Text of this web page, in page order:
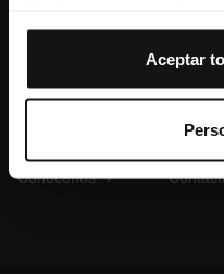
que todas estas cookies
tipología de cookies
instalen o no las cookies
Una vez que hayas
hacer clic en
previamente. Te
de personalización,
opciones de navegación
Aceptar
Conócenos